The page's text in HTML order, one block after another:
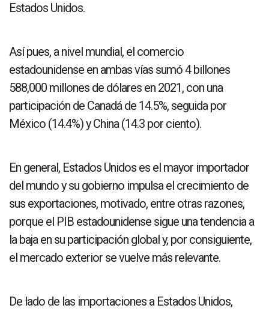
Estados Unidos.
Así pues, a nivel mundial, el comercio
estadounidense en ambas vías sumó 4 billones
588,000 millones de dólares en 2021, con una
participación de Canadá de 14.5%, seguida por
México (14.4%) y China (14.3 por ciento).
En general, Estados Unidos es el mayor importador
del mundo y su gobierno impulsa el crecimiento de
sus exportaciones, motivado, entre otras razones,
porque el PIB estadounidense sigue una tendencia a
la baja en su participación global y, por consiguiente,
el mercado exterior se vuelve más relevante.
De lado de las importaciones a Estados Unidos,